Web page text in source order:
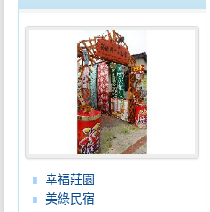
幸福莊園
美綠民宿